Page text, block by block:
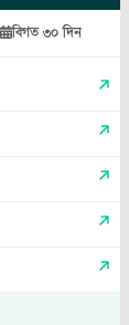
বিগত ৩০ দিন